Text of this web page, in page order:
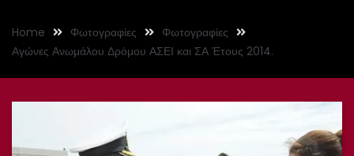
Home Φωτογραφίες
Φωτογραφίες
Αγώνες Ανωμάλου Δρόμου ΑΣΕΙ και ΣΑ Έτους 2014.